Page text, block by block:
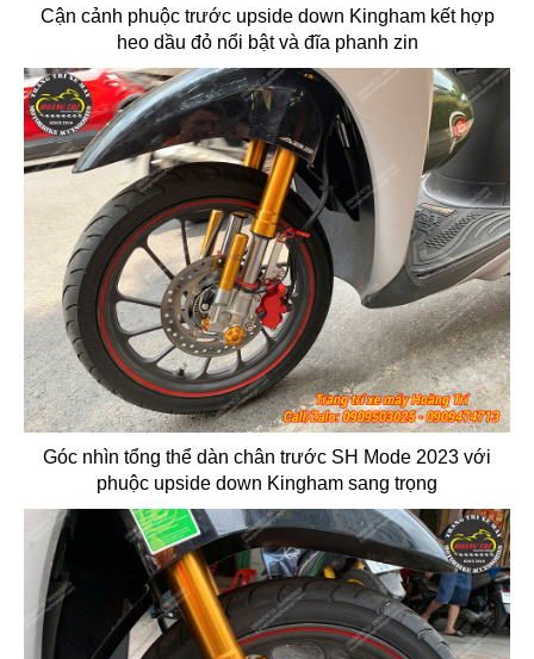
Cận cảnh phuộc trước upside down Kingham kết hợp
heo dầu đỏ nổi bật và đĩa phanh zin
Góc nhìn tổng thể dàn chân trước SH Mode 2023 với
phuộc upside down Kingham sang trọng